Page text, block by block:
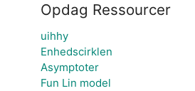
Opdag Ressourcer
uihhy
Enhedscirklen
Asymptoter
Fun Lin model